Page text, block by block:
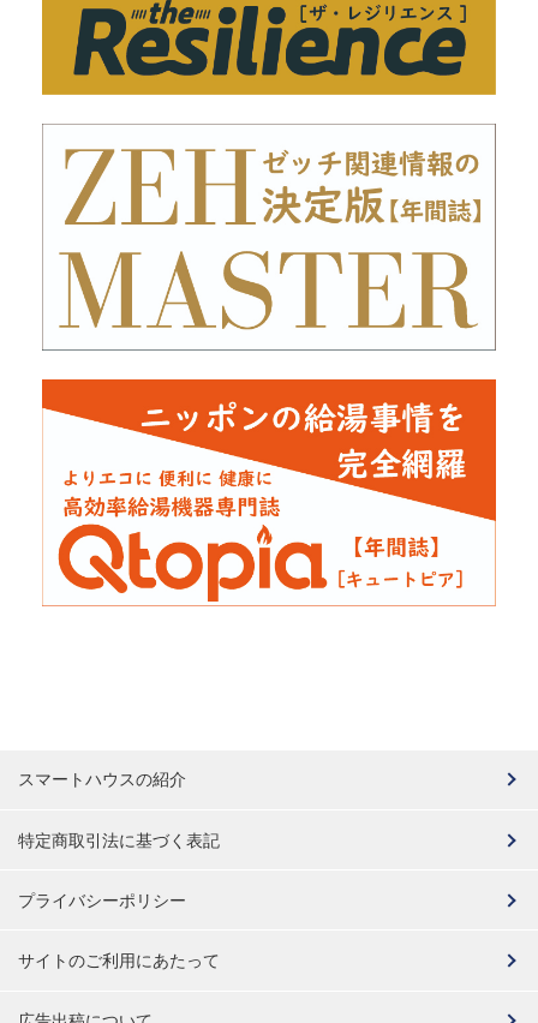
スマートハウスの紹介
特定商取引法に基づく表記
プライバシーポリシー
サイトのご利用にあたって